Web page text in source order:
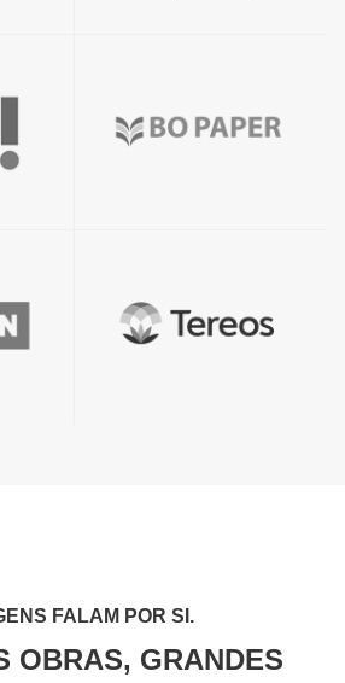
FALAM POR SI.
OBRAS, GRANDES